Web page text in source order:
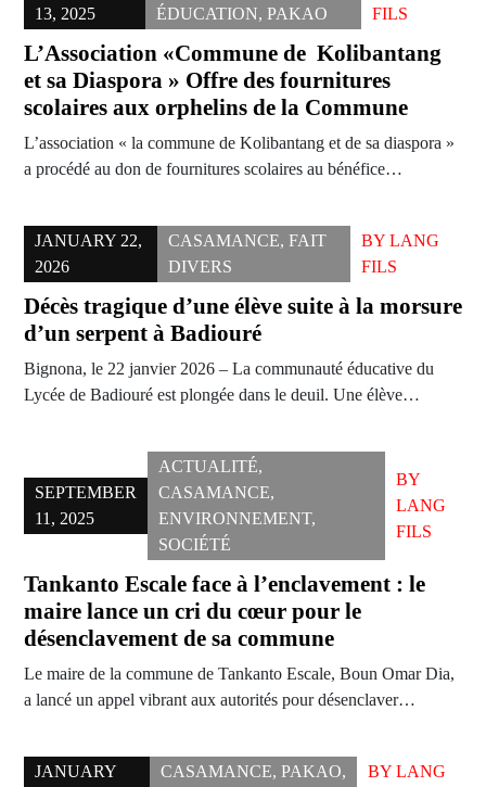
13, 2025
ÉDUCATION, PAKAO
FILS
L’Association «Commune de Kolibantang
et sa Diaspora » Offre des fournitures
scolaires aux orphelins de la Commune
L’association « la commune de Kolibantang et de sa diaspora »
a procédé au don de fournitures scolaires au bénéfice…
JANUARY 22,
2026
CASAMANCE, FAIT
DIVERS
BYLANG
FILS
Décès tragique d’une élève suite à la morsure
d’un serpent à Badiouré
Bignona, le 22 janvier 2026 – La communauté éducative du
Lycée de Badiouré est plongée dans le deuil. Une élève…
SEPTEMBER
11, 2025
ACTUALITÉ,
CASAMANCE,
ENVIRONNEMENT,
SOCIÉTÉ
BY
LANG
FILS
Tankanto Escale face à l’enclavement : le
maire lance un cri du cœur pour le
désenclavement de sa commune
Le maire de la commune de Tankanto Escale, Boun Omar Dia,
a lancé un appel vibrant aux autorités pour désenclaver…
JANUARY
CASAMANCE, PAKAO,
BY LANG